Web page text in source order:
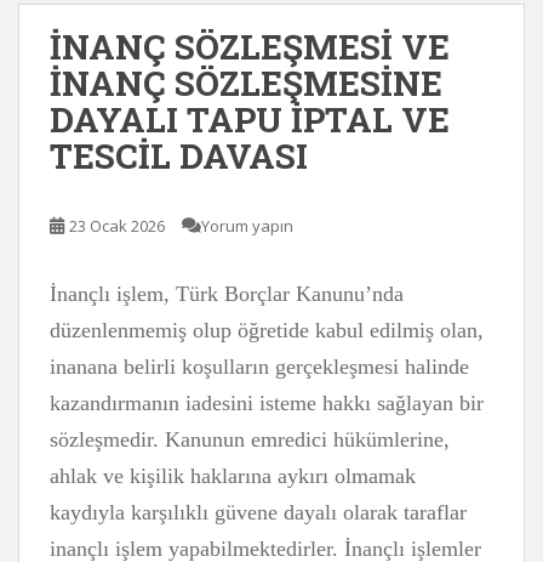
İNANÇ SÖZLEŞMESİ VE
İNANÇ SÖZLEŞMESİNE
DAYALI TAPU İPTAL VE
TESCİL DAVASI
23 Ocak 2026 Yorum yapın
İnançlı işlem, Türk Borçlar Kanunu’nda
düzenlenmemiş olup öğretide kabul edilmiş olan,
inanana belirli koşulların gerçekleşmesi halinde
kazandırmanın iadesini isteme hakkı sağlayan bir
sözleşmedir. Kanunun emredici hükümlerine,
ahlak ve kişilik haklarına aykırı olmamak
kaydıyla karşılıklı güvene dayalı olarak taraflar
inançlı işlem yapabilmektedirler. İnançlı işlemler